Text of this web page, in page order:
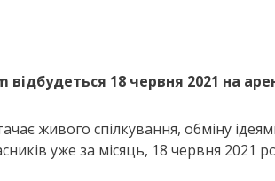
18 червня 2021 на
живого спілкування, обміну
уже за місяць, 18 червня 2021